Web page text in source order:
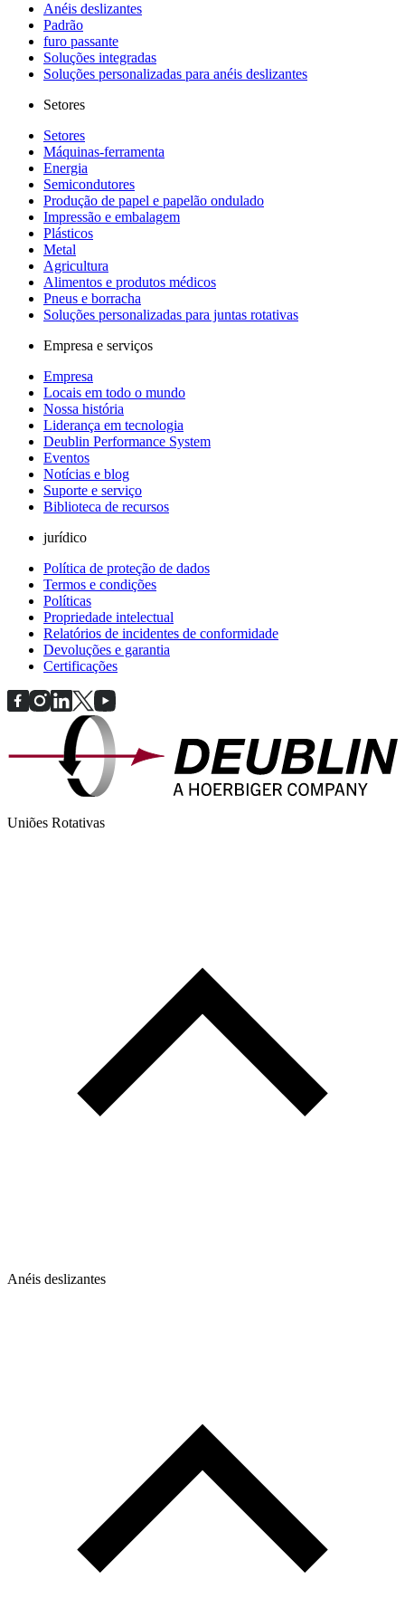
Anéis deslizantes
Padrão
furo passante
Soluções integradas
Soluções personalizadas para anéis deslizantes
Setores
Setores
Máquinas-ferramenta
Energia
Semicondutores
Produção de papel e papelão ondulado
Impressão e embalagem
Plásticos
Metal
Agricultura
Alimentos e produtos médicos
Pneus e borracha
Soluções personalizadas para juntas rotativas
Empresa e serviços
Empresa
Locais em todo o mundo
Nossa história
Liderança em tecnologia
Deublin Performance System
Eventos
Notícias e blog
Suporte e serviço
Biblioteca de recursos
jurídico
Política de proteção de dados
Termos e condições
Políticas
Propriedade intelectual
Relatórios de incidentes de conformidade
Devoluções e garantia
Certificações
Uniões Rotativas
Anéis deslizantes